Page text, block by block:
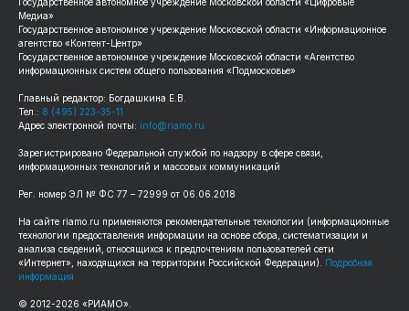
Медиа»
Государственное автономное учреждение Московской области «Информационное
агентство «Контент-Центр»
Государственное автономное учреждение Московской области «Агентство
информационных систем общего пользования «Подмосковье»
Главный редактор: Богдашкина Е.В.
Тел.: 8 (495) 223-35-11
Адрес электронной почты: info@riamo.ru
Зарегистрировано Федеральной службой по надзору в сфере связи,
информационных технологий и массовых коммуникаций
Рег. номер ЭЛ № ФС 77 – 72999 от 06.06.2018
На сайте riamo.ru применяются рекомендательные технологии (информационные
технологии предоставления информации на основе сбора, систематизации и
анализа сведений, относящихся к предпочтениям пользователей сети
«Интернет», находящихся на территории Российской Федерации).
Подробная
информация
© 2012-2026 «РИАМО».